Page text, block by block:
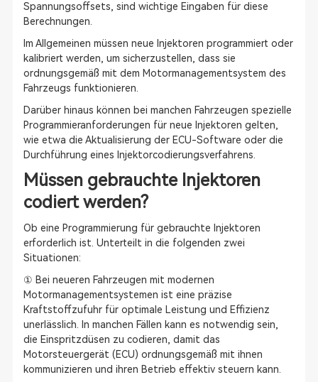
Spannungsoffsets, sind wichtige Eingaben für diese
Berechnungen.
Im Allgemeinen müssen neue Injektoren programmiert oder
kalibriert werden, um sicherzustellen, dass sie
ordnungsgemäß mit dem Motormanagementsystem des
Fahrzeugs funktionieren.
Darüber hinaus können bei manchen Fahrzeugen spezielle
Programmieranforderungen für neue Injektoren gelten,
wie etwa die Aktualisierung der ECU-Software oder die
Durchführung eines Injektorcodierungsverfahrens.
Müssen gebrauchte Injektoren
codiert werden?
Ob eine Programmierung für gebrauchte Injektoren
erforderlich ist. Unterteilt in die folgenden zwei
Situationen:
① Bei neueren Fahrzeugen mit modernen
Motormanagementsystemen ist eine präzise
Kraftstoffzufuhr für optimale Leistung und Effizienz
unerlässlich. In manchen Fällen kann es notwendig sein,
die Einspritzdüsen zu codieren, damit das
Motorsteuergerät (ECU) ordnungsgemäß mit ihnen
kommunizieren und ihren Betrieb effektiv steuern kann.